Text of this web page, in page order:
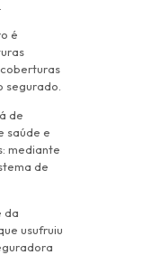
é
segurado.
de
saúde e
mediante
de
da
usufruiu